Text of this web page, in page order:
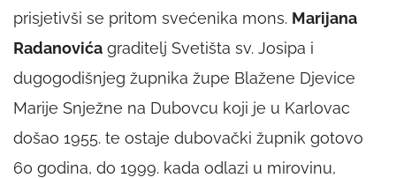
prisjetivši se pritom svećenika mons. Marijana
Radanovića graditelj Svetišta sv. Josipa i
dugogodišnjeg župnika župe Blažene Djevice
Marije Snježne na Dubovcu koji je u Karlovac
došao 1955. te ostaje dubovački župnik gotovo
60 godina, do 1999. kada odlazi u mirovinu,